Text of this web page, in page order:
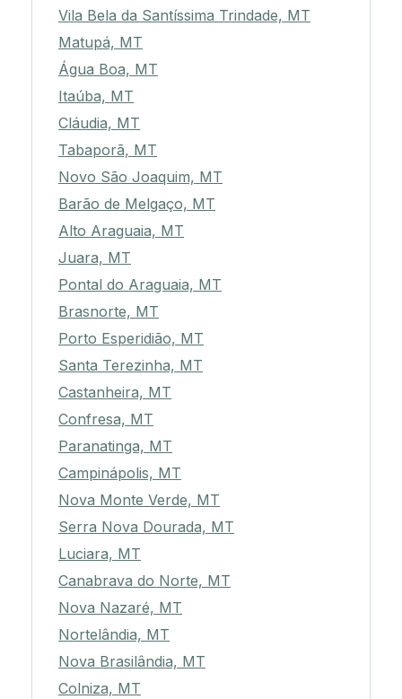
Vila Bela da Santíssima Trindade, MT
Matupá, MT
Água Boa, MT
Itaúba, MT
Cláudia, MT
Tabaporã, MT
Novo São Joaquim, MT
Barão de Melgaço, MT
Alto Araguaia, MT
Juara, MT
Pontal do Araguaia, MT
Brasnorte, MT
Porto Esperidião, MT
Santa Terezinha, MT
Castanheira, MT
Confresa, MT
Paranatinga, MT
Campinápolis, MT
Nova Monte Verde, MT
Serra Nova Dourada, MT
Luciara, MT
Canabrava do Norte, MT
Nova Nazaré, MT
Nortelândia, MT
Nova Brasilândia, MT
Colniza, MT